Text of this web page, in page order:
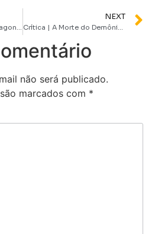
Crítica | Dungeons & Dragons: Honra Entre Rebeldes entrega um filme ok, mesmo com narrativa preguiçosa
NEXT
Crítica | A Morte do Demônio: A Ascensão honra o legado da franquia com o retorno sanguinário e chocante dos Deadites
não será publicado.
marcados com *